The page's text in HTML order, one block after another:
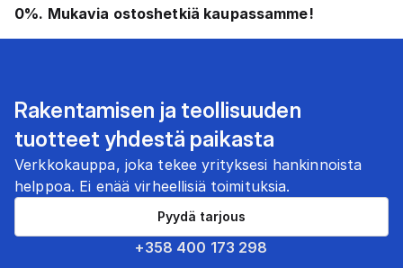
0%. Mukavia ostoshetkiä kaupassamme!
Rakentamisen ja teollisuuden
tuotteet yhdestä paikasta
Verkkokauppa, joka tekee yrityksesi hankinnoista
helppoa. Ei enää virheellisiä toimituksia.
+358 400 173 298
Pyydä tarjous